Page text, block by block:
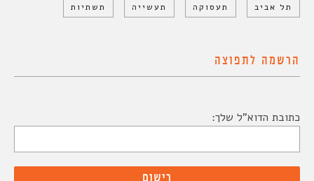
תל אביב תעסוקה תעשייה תשתיות
הרשמה לתפוצה
כתובת הדוא"ל שלך: